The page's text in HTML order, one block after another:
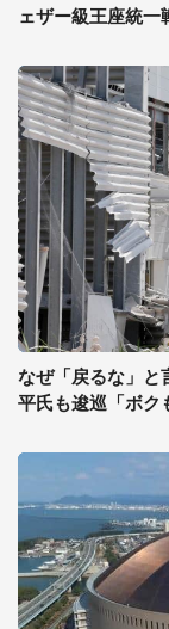
ェザー級王座統
なぜ「戻るな」と
平氏も逡巡「ボク